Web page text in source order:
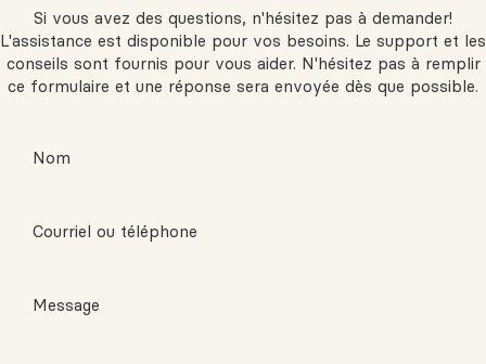
Si vous avez des questions, n'hésitez pas à demander!
L'assistance est disponible pour vos besoins. Le support et les
conseils sont fournis pour vous aider. N'hésitez pas à remplir
ce formulaire et une réponse sera envoyée dès que possible.
Nom
Courriel ou téléphone
Message